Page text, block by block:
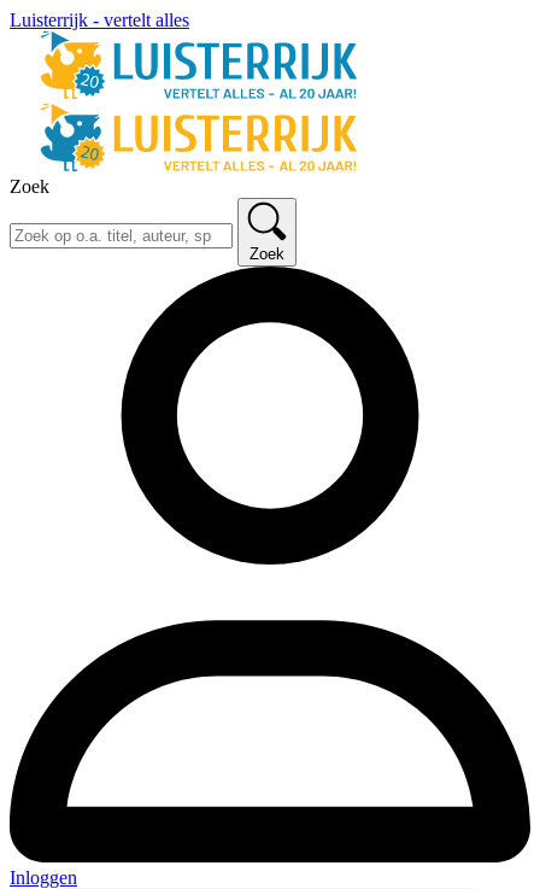
Luisterrijk - vertelt alles
Zoek
Zoek
Inloggen